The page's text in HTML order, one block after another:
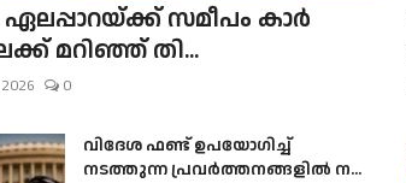
സമീപം കാർ
മറിഞ്ഞ് തി...
0
വിദേശ ഫണ്ട് ഉപയോഗിച്ച്
നടത്തുന്ന പ്രവർത്തനങ്ങളിൽ ന...